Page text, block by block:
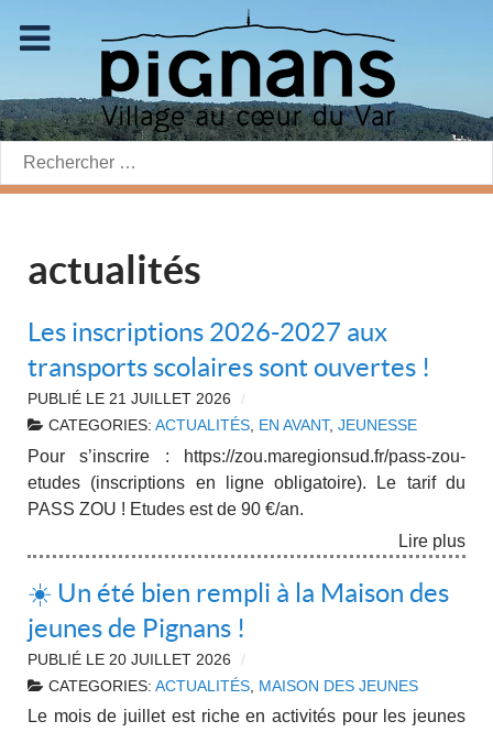
Rechercher:
actualités
Les inscriptions 2026-2027 aux
transports scolaires sont ouvertes !
PUBLIÉ LE 21 JUILLET 2026
CATEGORIES: ACTUALITÉS, EN AVANT, JEUNESSE
Pour s’inscrire : https://zou.maregionsud.fr/pass-zou-
etudes (inscriptions en ligne obligatoire). Le tarif du
PASS ZOU ! Etudes est de 90 €/an.
Lire plus
☀️ Un été bien rempli à la Maison des
jeunes de Pignans !
PUBLIÉ LE 20 JUILLET 2026
CATEGORIES: ACTUALITÉS MAISON DES JEUNES
Le mois de juillet est riche en activités pour les jeunes